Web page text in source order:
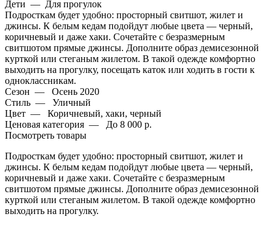
Дети — Для прогулок
Подросткам будет удобно: просторный свитшот, жилет и
джинсы. К белым кедам подойдут любые цвета — черный,
коричневый и даже хаки. Сочетайте с безразмерным
свитшотом прямые джинсы. Дополните образ демисезонной
курткой или стеганым жилетом. В такой одежде комфортно
выходить на прогулку, посещать каток или ходить в гости к
одноклассникам.
Сезон —
Осень 2020
Стиль —
Уличный
Цвет —
Коричневый, хаки, черный
Ценовая категория —
До 8 000 р.
Посмотреть товары
Подросткам будет удобно: просторный свитшот, жилет и
джинсы. К белым кедам подойдут любые цвета — черный,
коричневый и даже хаки. Сочетайте с безразмерным
свитшотом прямые джинсы. Дополните образ демисезонной
курткой или стеганым жилетом. В такой одежде комфортно
выходить на прогулку.